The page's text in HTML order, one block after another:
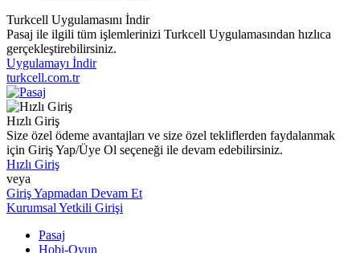
Turkcell Uygulamasını İndir
Pasaj ile ilgili tüm işlemlerinizi Turkcell Uygulamasından hızlıca
gerçekleştirebilirsiniz.
Uygulamayı İndir
turkcell.com.tr
Hızlı Giriş
Size özel ödeme avantajları ve size özel tekliflerden faydalanmak
için Giriş Yap/Üye Ol seçeneği ile devam edebilirsiniz.
Hızlı Giriş
veya
Giriş Yapmadan Devam Et
Kurumsal Yetkili Girişi
Pasaj
Hobi-Oyun